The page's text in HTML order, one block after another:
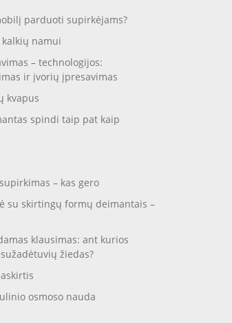
parduoti supirkėjams?
namui
– technologijos:
ir įvorių įpresavimas
kvapus
spindi taip pat kaip
– kas gero
su skirtingų formų deimantais –
klausimas: ant kurios
žiedas?
osmoso nauda